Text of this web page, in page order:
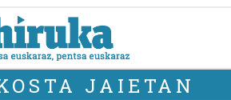
JAIETAN